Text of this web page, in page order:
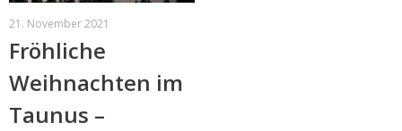
21. November 2021
Fröhliche
Weihnachten im
Taunus –